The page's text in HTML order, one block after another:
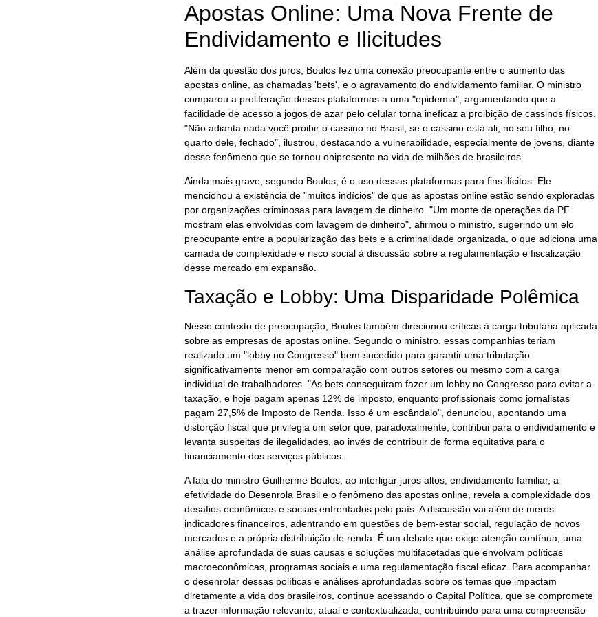
Apostas Online: Uma Nova Frente de
Endividamento e Ilicitudes
Além da questão dos juros, Boulos fez uma conexão preocupante entre o aumento das
apostas online, as chamadas 'bets', e o agravamento do endividamento familiar. O ministro
comparou a proliferação dessas plataformas a uma "epidemia", argumentando que a
facilidade de acesso a jogos de azar pelo celular torna ineficaz a proibição de cassinos físicos.
"Não adianta nada você proibir o cassino no Brasil, se o cassino está ali, no seu filho, no
quarto dele, fechado", ilustrou, destacando a vulnerabilidade, especialmente de jovens, diante
desse fenômeno que se tornou onipresente na vida de milhões de brasileiros.
Ainda mais grave, segundo Boulos, é o uso dessas plataformas para fins ilícitos. Ele
mencionou a existência de "muitos indícios" de que as apostas online estão sendo exploradas
por organizações criminosas para lavagem de dinheiro. "Um monte de operações da PF
mostram elas envolvidas com lavagem de dinheiro", afirmou o ministro, sugerindo um elo
preocupante entre a popularização das bets e a criminalidade organizada, o que adiciona uma
camada de complexidade e risco social à discussão sobre a regulamentação e fiscalização
desse mercado em expansão.
Taxação e Lobby: Uma Disparidade Polêmica
Nesse contexto de preocupação, Boulos também direcionou críticas à carga tributária aplicada
sobre as empresas de apostas online. Segundo o ministro, essas companhias teriam
realizado um "lobby no Congresso" bem-sucedido para garantir uma tributação
significativamente menor em comparação com outros setores ou mesmo com a carga
individual de trabalhadores. "As bets conseguiram fazer um lobby no Congresso para evitar a
taxação, e hoje pagam apenas 12% de imposto, enquanto profissionais como jornalistas
pagam 27,5% de Imposto de Renda. Isso é um escândalo", denunciou, apontando uma
distorção fiscal que privilegia um setor que, paradoxalmente, contribui para o endividamento e
levanta suspeitas de ilegalidades, ao invés de contribuir de forma equitativa para o
financiamento dos serviços públicos.
A fala do ministro Guilherme Boulos, ao interligar juros altos, endividamento familiar, a
efetividade do Desenrola Brasil e o fenômeno das apostas online, revela a complexidade dos
desafios econômicos e sociais enfrentados pelo país. A discussão vai além de meros
indicadores financeiros, adentrando em questões de bem-estar social, regulação de novos
mercados e a própria distribuição de renda. É um debate que exige atenção contínua, uma
análise aprofundada de suas causas e soluções multifacetadas que envolvam políticas
macroeconômicas, programas sociais e uma regulamentação fiscal eficaz. Para acompanhar
o desenrolar dessas políticas e análises aprofundadas sobre os temas que impactam
diretamente a vida dos brasileiros, continue acessando o Capital Política, que se compromete
a trazer informação relevante, atual e contextualizada, contribuindo para uma compreensão